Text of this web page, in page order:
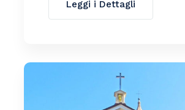
Leggi i Dettagli